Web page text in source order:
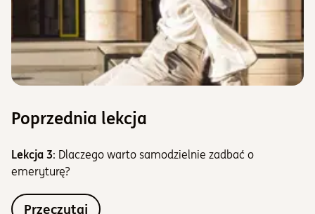
Poprzednia lekcja
Lekcja 3: Dlaczego warto samodzielnie zadbać o
emeryturę?
Przeczytaj